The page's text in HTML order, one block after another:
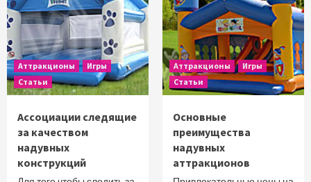
Аттракционы
Игры
Статьи
Ассоциации следящие
за качеством
надувных
конструкций
Аттракционы
Игры
Статьи
Основные
преимущества
надувных
аттракционов